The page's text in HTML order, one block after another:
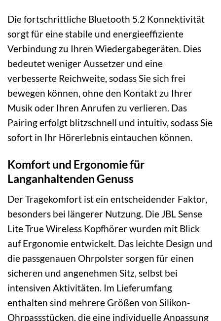
Die fortschrittliche Bluetooth 5.2 Konnektivität
sorgt für eine stabile und energieeffiziente
Verbindung zu Ihren Wiedergabegeräten. Dies
bedeutet weniger Aussetzer und eine
verbesserte Reichweite, sodass Sie sich frei
bewegen können, ohne den Kontakt zu Ihrer
Musik oder Ihren Anrufen zu verlieren. Das
Pairing erfolgt blitzschnell und intuitiv, sodass Sie
sofort in Ihr Hörerlebnis eintauchen können.
Komfort und Ergonomie für
Langanhaltenden Genuss
Der Tragekomfort ist ein entscheidender Faktor,
besonders bei längerer Nutzung. Die JBL Sense
Lite True Wireless Kopfhörer wurden mit Blick
auf Ergonomie entwickelt. Das leichte Design und
die passgenauen Ohrpolster sorgen für einen
sicheren und angenehmen Sitz, selbst bei
intensiven Aktivitäten. Im Lieferumfang
enthalten sind mehrere Größen von Silikon-
Ohrpassstücken, die eine individuelle Anpassung